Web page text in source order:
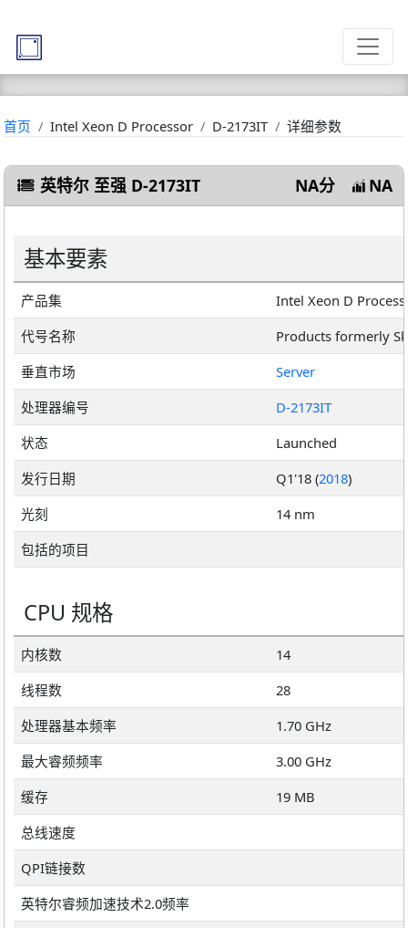
首页 Intel Xeon D Processor D-2173IT 详细参数
英特尔 至强 D-2173IT NA分 NA
基本要素
产品集
Intel Xeon D
代号名称
Products formerly
垂直市场
Server
处理器编号
D-2173IT
状态
Launched
发行日期
Q1'18 (2018)
光刻
14 nm
包括的项目
CPU 规格
内核数
14
线程数
28
处理器基本频率
1.70 GHz
最大睿频频率
3.00 GHz
缓存
19 MB
总线速度
QPI链接数
英特尔睿频加速技术2.0频率